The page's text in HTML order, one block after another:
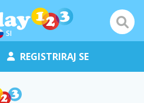
SI
REGISTRIRAJ SE